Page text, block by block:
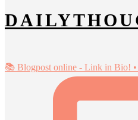
📚 Blogpost online - Link in Bio!